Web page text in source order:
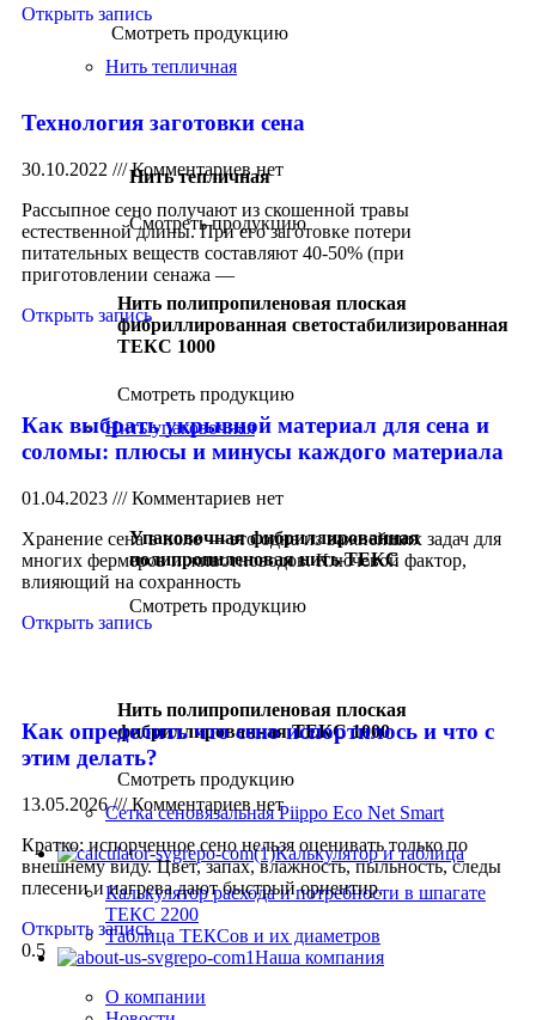
Смотреть продукцию
Нить тепличная
Нить тепличная
Смотреть продукцию
Нить полипропиленовая плоская
фибриллированная светостабилизированная
ТЕКС 1000
Смотреть продукцию
Нить упаковочная
Упаковочная фибриллированная
полипропиленовая нить ТЕКС
Смотреть продукцию
Нить полипропиленовая плоская
фибриллированная ТЕКС 1000
Смотреть продукцию
Сетка сеновязальная Piippo Eco Net Smart
Калькулятор и таблица
Калькулятор расхода и потребности в шпагате
ТЕКС 2200
Таблица ТЕКСов и их диаметров
Наша компания
О компании
Открыть запись
Технология заготовки сена
30.10.2022
Комментариев нет
Рассыпное сено получают из скошенной травы
естественной длины. При его заготовке потери
питательных веществ составляют 40-50% (при
приготовлении сенажа —
Открыть запись
Как выбрать укрывной материал для сена и
соломы: плюсы и минусы каждого материала
01.04.2023
Комментариев нет
Хранение сена в поле — это одна из важнейших задач для
многих фермеров и животноводов. Ключевой фактор,
влияющий на сохранность
Открыть запись
Как определить что сено испортилось и что с
этим делать?
13.05.2026
Комментариев нет
Кратко: испорченное сено нельзя оценивать только по
внешнему виду. Цвет, запах, влажность, пыльность, следы
плесени и нагрева дают быстрый ориентир,
Открыть запись